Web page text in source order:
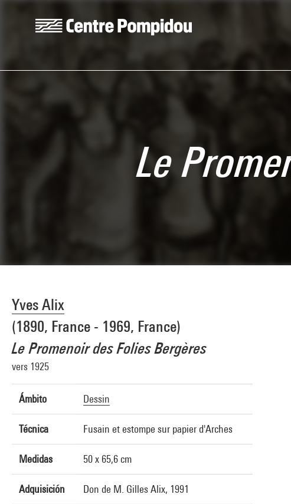
Le
Yves Alix
(1890, France - 1969, France)
Le Promenoir des Folies Bergères
vers 1925
Ámbito Dessin
Técnica Fusain et estompe sur papier d'Arches
Medidas 50 x 65,6 cm
Adquisición Don de M. Gilles Alix, 1991